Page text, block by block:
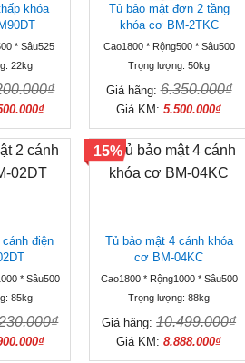
khóa
* Sâu525
22kg
Tủ bảo mật đơn 2 tầng
khóa cơ BM-2TKC
Cao1800 * Rộng500 * Sâu500
Trọng lượng: 50kg
Giá hãng:6.350.000₫
Giá KM:5.500.000₫
điện
* Sâu500
85kg
Tủ bảo mật 4 cánh khóa
cơ BM-04KC
Cao1800 * Rộng1000 * Sâu500
Trọng lượng: 88kg
Giá hãng:10.499.000₫
Giá KM:8.888.000₫
15%